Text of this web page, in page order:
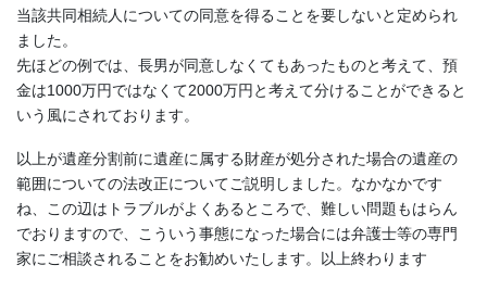
当該共同相続人についての同意を得ることを要しないと定められ
ました。
先ほどの例では、長男が同意しなくてもあったものと考えて、預
金は1000万円ではなくて2000万円と考えて分けることができると
いう風にされております。
以上が遺産分割前に遺産に属する財産が処分された場合の遺産の
範囲についての法改正についてご説明しました。なかなかです
ね、この辺はトラブルがよくあるところで、難しい問題もはらん
でおりますので、こういう事態になった場合には弁護士等の専門
家にご相談されることをお勧めいたします。以上終わります